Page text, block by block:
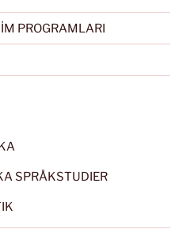
PROGRAMLARI
SPRÅKSTUDIER